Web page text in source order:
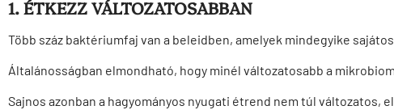
1. ÉTKEZZ VÁLTOZATOSABBAN
Több száz baktériumfaj van a beleidben, amelyek mindegyike
Általánosságban elmondható, hogy minél változatosabb a
Sajnos azonban a hagyományos nyugati étrend nem túl változatos,